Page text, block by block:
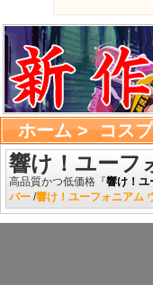
ホーム> コス
響け！ユーフ
高品質かつ低価格『響け！ユ
バー /響け！ユーフォニアム